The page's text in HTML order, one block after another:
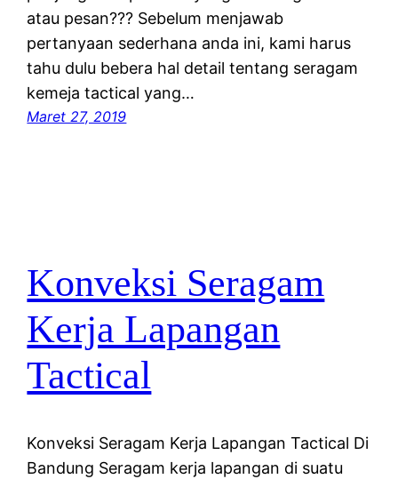
atau pesan??? Sebelum menjawab
pertanyaan sederhana anda ini, kami harus
tahu dulu bebera hal detail tentang seragam
kemeja tactical yang…
Maret 27, 2019
Konveksi Seragam
Kerja Lapangan
Tactical
Konveksi Seragam Kerja Lapangan Tactical Di
Bandung Seragam kerja lapangan di suatu